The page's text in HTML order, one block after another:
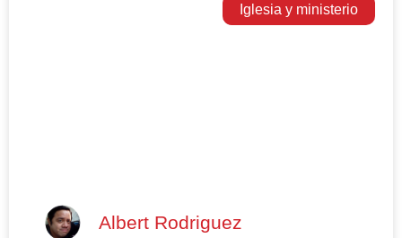
Iglesia y ministerio
Albert Rodriguez